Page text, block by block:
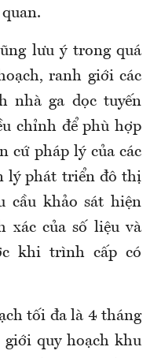
lưu ý trong quá
ranh giới các
nhà ga dọc tuyến
chỉnh để phù hợp
cứ pháp lý của các
lý phát triển đô thị
cầu khảo sát hiện
xác của số liệu và
khi trình cấp có
tối đa là 4 tháng
giới quy hoạch khu